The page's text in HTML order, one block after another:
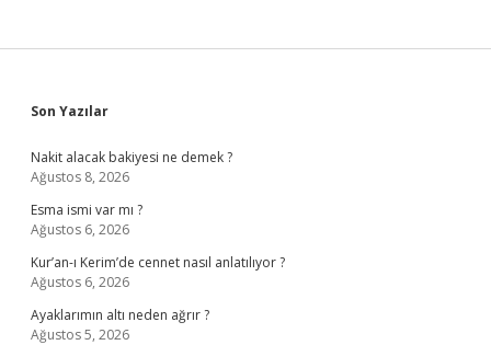
Sidebar
Son Yazılar
Nakit alacak bakiyesi ne demek ?
Ağustos 8, 2026
Esma ismi var mı ?
Ağustos 6, 2026
Kur’an-ı Kerim’de cennet nasıl anlatılıyor ?
Ağustos 6, 2026
Ayaklarımın altı neden ağrır ?
Ağustos 5, 2026